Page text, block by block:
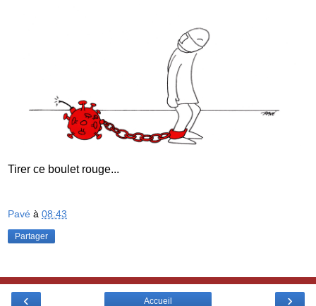
Tirer ce boulet rouge...
Pavé à 08:43
Partager
‹ ›
Accueil